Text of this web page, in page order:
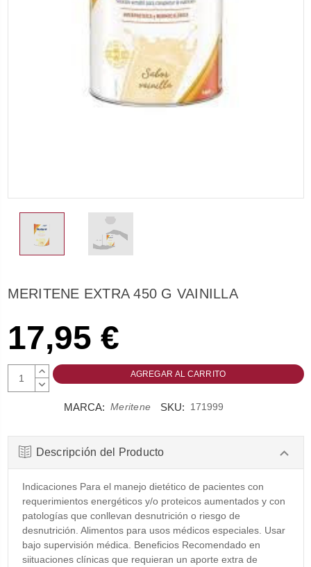
MERITENE EXTRA 450 G VAINILLA
17,95 €
AUMENTAR
CANTIDAD:
DISMINUIR
MARCA: Meritene SKU: 171999
Descripción del Producto
Indicaciones Para el manejo dietético de pacientes con
requerimientos energéticos y/o proteicos aumentados y con
patologías que conllevan desnutrición o riesgo de
desnutrición. Alimentos para usos médicos especiales. Usar
bajo supervisión médica. Beneficios Recomendado en
siituaciones clínicas que requieran un aporte extra de